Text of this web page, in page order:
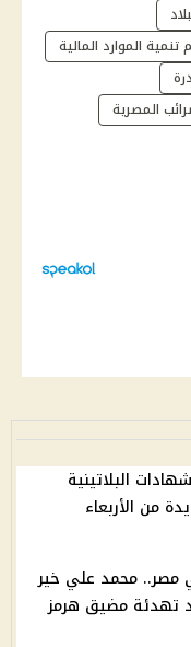
تنمية الموارد المالية
المصرية
البلاتينية
من الأربعاء
مصر.. محمد علي خير
تهدئة مضيق هرمز